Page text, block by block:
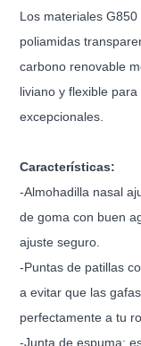
Los materiales
poliamidas
carbono renovable
liviano y flexible
excepcionales.
Características:
-Almohadilla nasal
de goma con buen
ajuste seguro.
-Puntas de patillas
a evitar que las
perfectamente a tu
-Junta de espuma: